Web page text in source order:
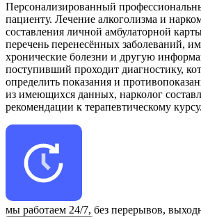
Персонализированный
пациенту. Лечение алкоголизма и
составления личной амбулаторной
перечень перенесённых заболеваний,
хронические болезни и другую
поступивший проходит диагностику,
определить показания и
из имеющихся данных, нарколог
рекомендации к терапевтическому курсу.
мы работаем 24/7, без перерывов,